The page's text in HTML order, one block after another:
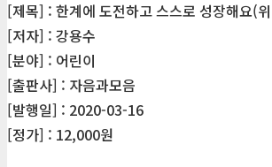
[제목] : 한계에 도전하고 스스로 성장해요(
[저자] : 강용수
[분야] : 어린이
[출판사] : 자음과모음
[발행일] : 2020-03-16
[정가] : 12,000원